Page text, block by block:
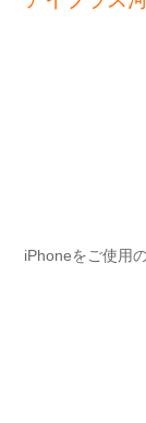
iPhoneをご使用